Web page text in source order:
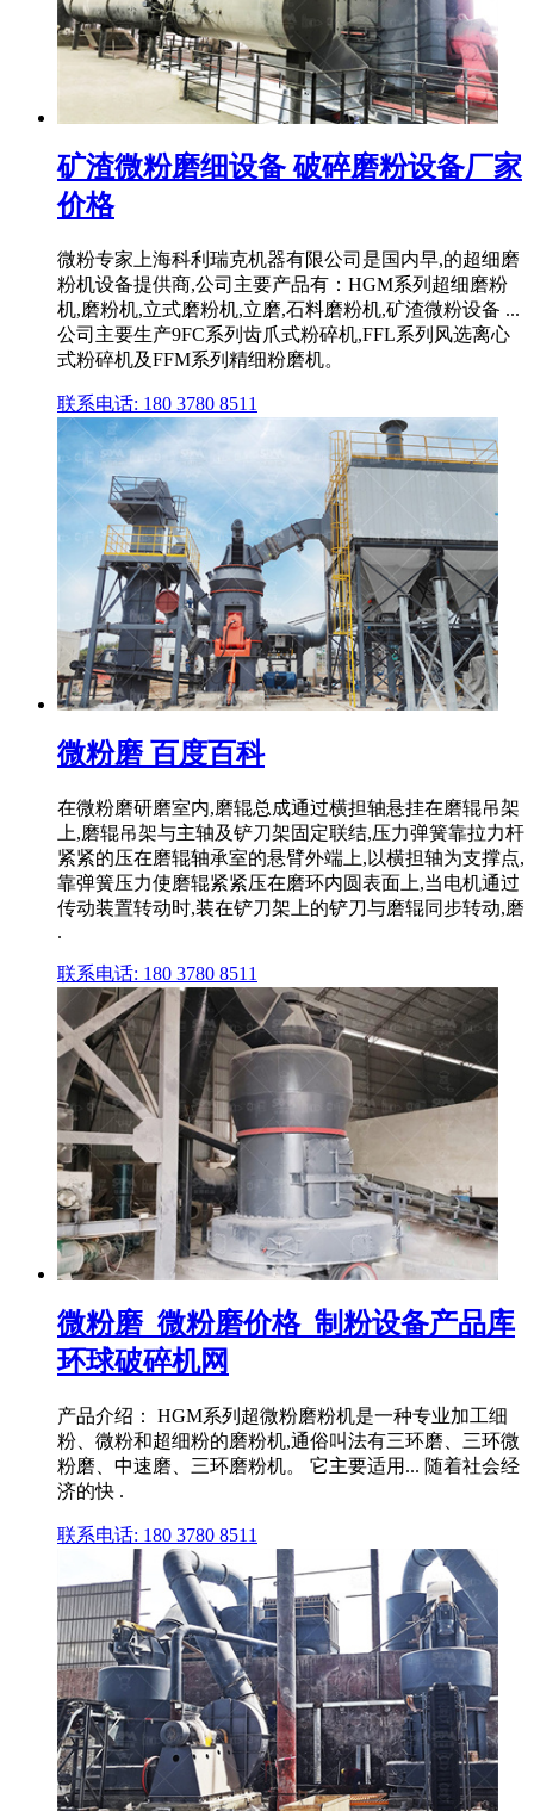
矿渣微粉磨细设备 破碎磨粉设备厂家
价格
微粉专家上海科利瑞克机器有限公司是国内早,的超细磨
粉机设备提供商,公司主要产品有：HGM系列超细磨粉
机,磨粉机,立式磨粉机,立磨,石料磨粉机,矿渣微粉设备 ...
公司主要生产9FC系列齿爪式粉碎机,FFL系列风选离心
式粉碎机及FFM系列精细粉磨机。
联系电话: 180 3780 8511
微粉磨 百度百科
在微粉磨研磨室内,磨辊总成通过横担轴悬挂在磨辊吊架
上,磨辊吊架与主轴及铲刀架固定联结,压力弹簧靠拉力杆
紧紧的压在磨辊轴承室的悬臂外端上,以横担轴为支撑点,
靠弹簧压力使磨辊紧紧压在磨环内圆表面上,当电机通过
传动装置转动时,装在铲刀架上的铲刀与磨辊同步转动,磨
.
联系电话: 180 3780 8511
微粉磨_微粉磨价格_制粉设备产品库
环球破碎机网
产品介绍： HGM系列超微粉磨粉机是一种专业加工细
粉、微粉和超细粉的磨粉机,通俗叫法有三环磨、三环微
粉磨、中速磨、三环磨粉机。 它主要适用... 随着社会经
济的快 .
联系电话: 180 3780 8511